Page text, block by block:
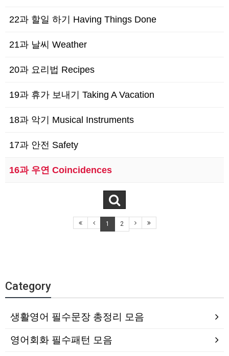
22과 할일 하기 Having Things Done
21과 날씨 Weather
20과 요리법 Recipes
19과 휴가 보내기 Taking A Vacation
18과 악기 Musical Instruments
17과 안전 Safety
16과 우연 Coincidences
1 2
Category
생활영어 필수문장 총정리 모음
영어회화 필수패턴 모음